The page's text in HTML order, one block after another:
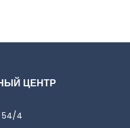
ЦЕНТР
54/4